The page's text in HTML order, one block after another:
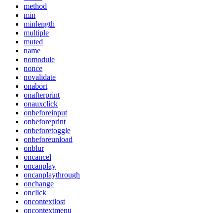
method
min
minlength
multiple
muted
name
nomodule
nonce
novalidate
onabort
onafterprint
onauxclick
onbeforeinput
onbeforeprint
onbeforetoggle
onbeforeunload
onblur
oncancel
oncanplay
oncanplaythrough
onchange
onclick
oncontextlost
oncontextmenu